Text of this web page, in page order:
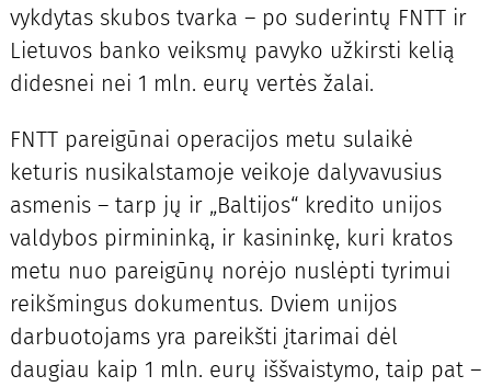
vykdytas skubos tvarka – po suderintų FNTT ir
Lietuvos banko veiksmų pavyko užkirsti kelią
didesnei nei 1 mln. eurų vertės žalai.
FNTT pareigūnai operacijos metu sulaikė
keturis nusikalstamoje veikoje dalyvavusius
asmenis – tarp jų ir „Baltijos“ kredito unijos
valdybos pirmininką, ir kasininkę, kuri kratos
metu nuo pareigūnų norėjo nuslėpti tyrimui
reikšmingus dokumentus. Dviem unijos
darbuotojams yra pareikšti įtarimai dėl
daugiau kaip 1 mln. eurų iššvaistymo, taip pat –